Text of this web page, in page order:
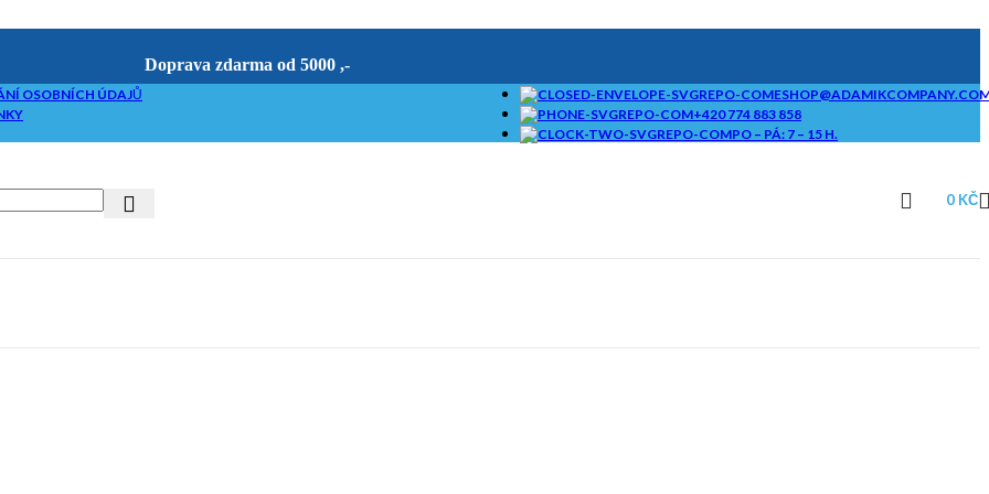
Doprava zdarma od 5000 ,-
OSOBNÍCH ÚDAJŮ
+420 774 883 858
PO – PÁ: 7 – 15 H.
0 KČ